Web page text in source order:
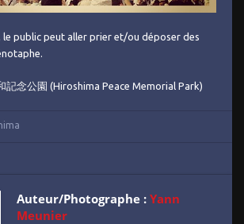
le public peut aller prier et/ou déposer des
記念公園 (Hiroshima Peace Memorial Park)
Auteur/Photographe : Yann
Meunier